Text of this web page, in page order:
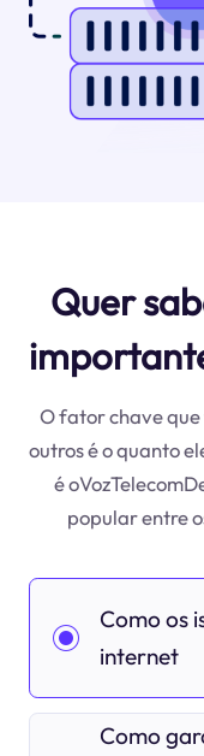
Quer
O fator chave que
outros é o quanto
é
popular entre
Como os
internet
Como